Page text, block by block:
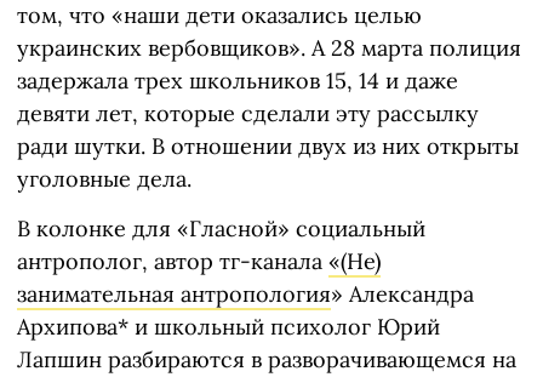
том, что «наши дети оказались целью
украинских вербовщиков». А 28 марта полиция
задержала трех школьников 15, 14 и даже
девяти лет, которые сделали эту рассылку
ради шутки. В отношении двух из них открыты
уголовные дела.
В колонке для «Гласной» социальный
антрополог, автор тг-канала «(Не)
занимательная антропология» Александра
Архипова* и школьный психолог Юрий
Лапшин разбираются в разворачивающемся на